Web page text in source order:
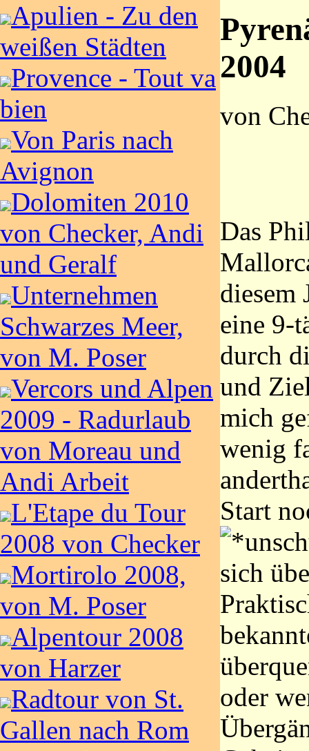
Apulien - Zu den
weißen Städten
Provence - Tout va
bien
Von Paris nach
Avignon
Dolomiten 2010
von Checker, Andi
und Geralf
Unternehmen
Schwarzes Meer,
von M. Poser
Vercors und Alpen
2009 - Radurlaub
von Moreau und
Andi Arbeit
L'Etape du Tour
2008 von Checker
Mortirolo 2008,
von M. Poser
Alpentour 2008
von Harzer
Radtour von St.
Gallen nach Rom
2004
von
Das
diesem
eine 9-
durch
und
mich
wenig
Start
sich
oder